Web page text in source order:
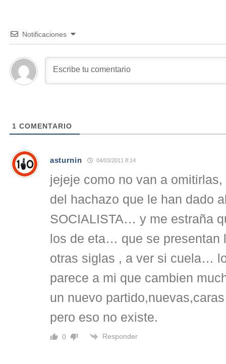
Notificaciones
1 COMENTARIO
asturnin 04/03/2011 8:14
jejeje como no van a
del hachazo que le han dado
SOCIALISTA… y me estraña
los de eta… que se presentan
otras siglas , a ver si cuela…
parece a mi que cambien
un nuevo
pero eso no existe.
0 Responder